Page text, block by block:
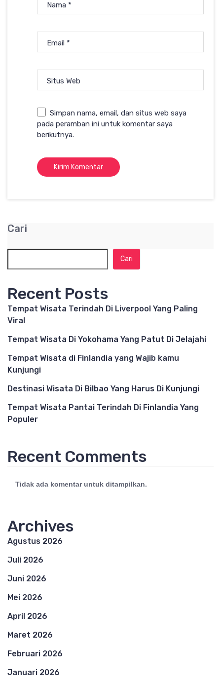
Nama *
Email *
Situs Web
Simpan nama, email, dan situs web saya
pada peramban ini untuk komentar saya
berikutnya.
Cari
Cari
Recent Posts
Tempat Wisata Terindah Di Liverpool Yang Paling
Viral
Tempat Wisata Di Yokohama Yang Patut Di Jelajahi
Tempat Wisata di Finlandia yang Wajib kamu
Kunjungi
Destinasi Wisata Di Bilbao Yang Harus Di Kunjungi
Tempat Wisata Pantai Terindah Di Finlandia Yang
Populer
Recent Comments
Tidak ada komentar untuk ditampilkan.
Archives
Agustus 2026
Juli 2026
Juni 2026
Mei 2026
April 2026
Maret 2026
Februari 2026
Januari 2026